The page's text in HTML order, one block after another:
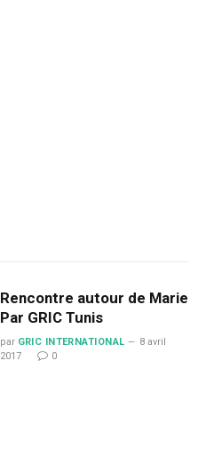
Rencontre autour de Marie
Par GRIC Tunis
par GRIC INTERNATIONAL
8 avril
2017
0